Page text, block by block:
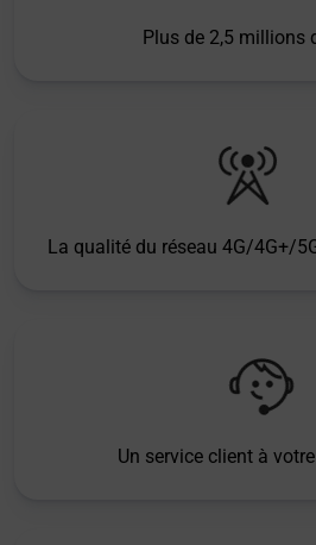
Plus de 2,5 millions
La qualité du réseau 4G/4G+/
Un service client à